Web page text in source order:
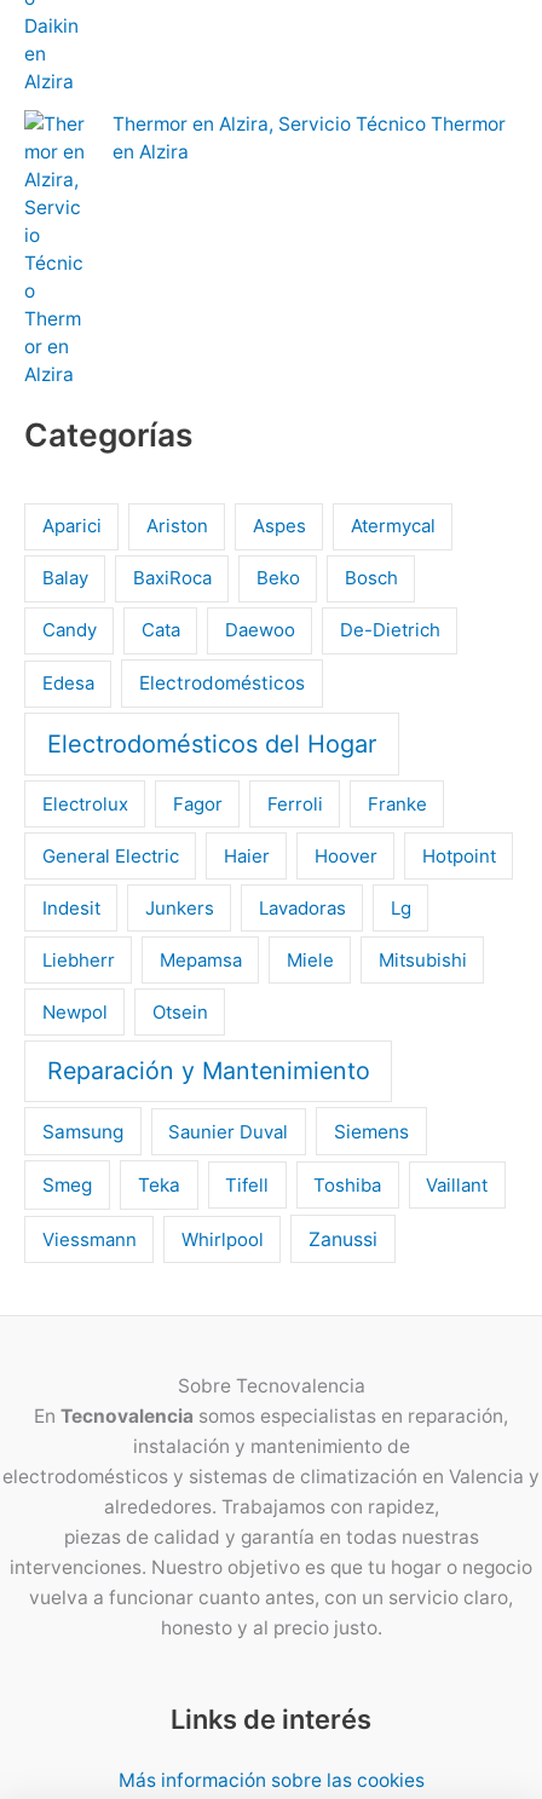
Thermor en Alzira, Servicio Técnico Thermor
en Alzira
Categorías
Aparici Ariston Aspes Atermycal
Balay BaxiRoca Beko Bosch
Candy Cata Daewoo De-Dietrich
Edesa Electrodomésticos
Electrodomésticos del Hogar
Electrolux Fagor Ferroli Franke
General Electric Haier Hoover Hotpoint
Indesit Junkers Lavadoras Lg
Liebherr Mepamsa Miele Mitsubishi
Newpol Otsein
Reparación y Mantenimiento
Samsung Saunier Duval Siemens
Smeg Teka Tifell Toshiba Vaillant
Viessmann Whirlpool Zanussi
Sobre Tecnovalencia
En Tecnovalencia somos especialistas en reparación,
instalación y mantenimiento de
electrodomésticos y sistemas de climatización en Valencia y
alrededores. Trabajamos con rapidez,
piezas de calidad y garantía en todas nuestras
intervenciones. Nuestro objetivo es que tu hogar o negocio
vuelva a funcionar cuanto antes, con un servicio claro,
honesto y al precio justo.
Links de interés
Más información sobre las cookies